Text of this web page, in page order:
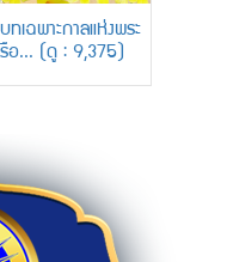
ทเฉพาะกาลแห่งพระ
อ... (ดู : 9,375)